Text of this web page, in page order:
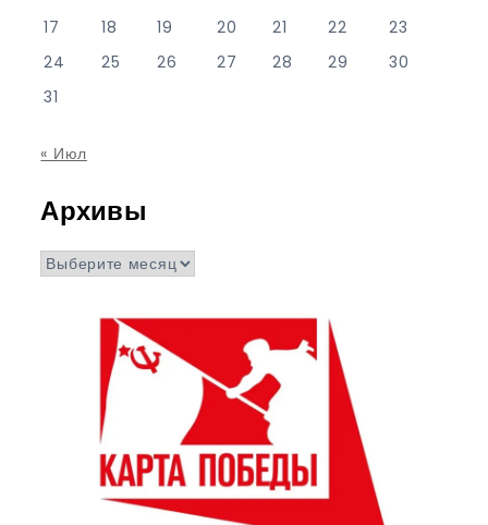
17
18 19 20 21 22
23
24
25 26 27 28 29
30
31
« Июл
Архивы
Архивы